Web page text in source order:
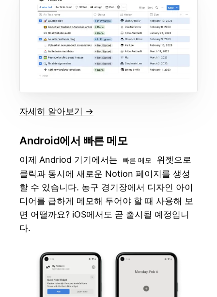
자세히 알아보기 →
Android에서 빠른 메모
이제 Andriod 기기에서는 빠른 메모
위젯으로
클릭과 동시에 새로운 Notion 페이지를 생성
할 수 있습니다. 농구 경기장에서 디자인 아이
디어를 급하게 메모해 두어야 할 때 사용해 보
면 어떨까요? iOS에서도 곧 출시될 예정입니
다.